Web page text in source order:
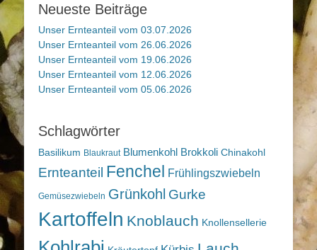
Neueste Beiträge
Unser Ernteanteil vom 03.07.2026
Unser Ernteanteil vom 26.06.2026
Unser Ernteanteil vom 19.06.2026
Unser Ernteanteil vom 12.06.2026
Unser Ernteanteil vom 05.06.2026
Schlagwörter
Basilikum Blaukraut Blumenkohl Brokkoli Chinakohl
Ernteanteil Fenchel Frühlingszwiebeln
Gemüsezwiebeln Grünkohl Gurke
Kartoffeln Knoblauch Knollensellerie